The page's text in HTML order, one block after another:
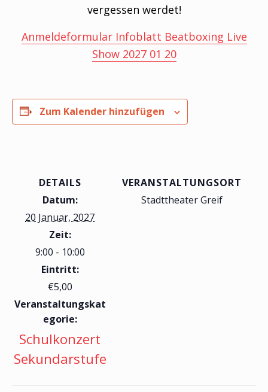
vergessen werdet!
Anmeldeformular Infoblatt Beatboxing Live
Show 2027 01 20
Zum Kalender hinzufügen
DETAILS
Datum:
20 Januar, 2027
Zeit:
9:00 - 10:00
Eintritt:
€5,00
Veranstaltungskat
egorie:
Schulkonzert
Sekundarstufe
VERANSTALTUNGSORT
Stadttheater Greif